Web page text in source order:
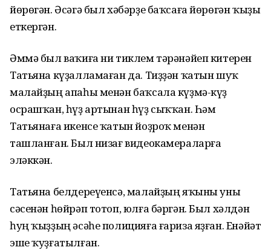
йөрөгән. Әсәгә был хәбәрҙе баҡсаға йөрөгән ҡыҙы
еткергән.
Әммә был ваҡиға ни тиклем тәрәнәйеп китерен
Татьяна күҙалламаған да. Тиҙҙән ҡатын шуҡ
малайҙың апаһы менән баҡсала күҙмә-күҙ
осрашҡан, һүҙ артынан һүҙ сыҡҡан. Һәм
Татьянаға икенсе ҡатын йоҙроҡ менән
ташланған. Был низағ видеокамераларға
эләккән.
Татьяна белдереүенсә, малайҙың яҡыны уны
сәсенән һөйрәп тотоп, юлға бәргән. Был хәлдән
һуң ҡыҙҙың әсәһе полицияға ғариза яҙған. Енәйәт
эше ҡуҙғатылған.